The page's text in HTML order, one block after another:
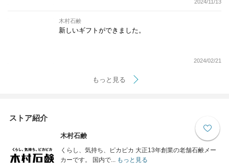
2024/11/13
木村石鹸
新しいギフトができました。
2024/02/21
もっと見る
ストア紹介
木村石鹸
くらし、気持ち、ピカピカ 大正13年創業の老舗石鹸メー
カーです。 国内で...もっと見る